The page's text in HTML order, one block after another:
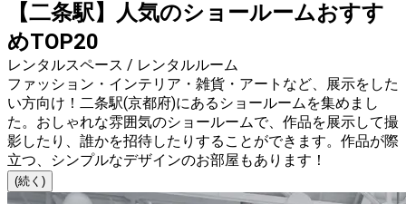
【二条駅】人気のショールームおすす
めTOP20
レンタルスペース / レンタルルーム
ファッション・インテリア・雑貨・アートなど、展示をした
い方向け！二条駅(京都府)にあるショールームを集めまし
た。おしゃれな雰囲気のショールームで、作品を展示して撮
影したり、誰かを招待したりすることができます。作品が際
立つ、シンプルなデザインのお部屋もあります！
(続く)